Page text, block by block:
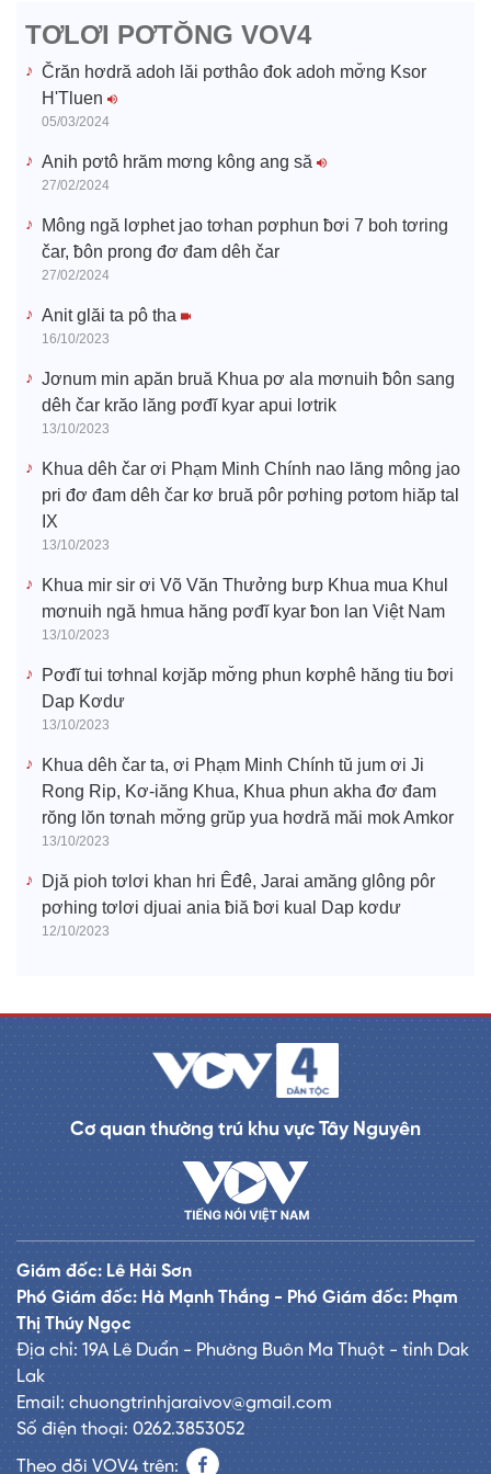
e
TƠLƠI PƠTŎNG VOV4
Črăn hơdră adoh lăi pơthâo đok adoh mơ̆ng Ksor
H'Tluen
05/03/2024
Anih pơtô hrăm mơng kông ang să
27/02/2024
Mông ngă lơphet jao tơhan pơphun ƀơi 7 boh tơring
čar, ƀôn prong đơ đam dêh čar
27/02/2024
Anit glăi ta pô tha
16/10/2023
Jơnum min apăn bruă Khua pơ ala mơnuih ƀôn sang
dêh čar krăo lăng pơđĭ kyar apui lơtrik
13/10/2023
Khua dêh čar ơi Phạm Minh Chính nao lăng mông jao
pri đơ đam dêh čar kơ bruă pôr pơhing pơtom hiăp tal
IX
13/10/2023
Khua mir sir ơi Võ Văn Thưởng bưp Khua mua Khul
mơnuih ngă hmua hăng pơđĭ kyar ƀon lan Việt Nam
13/10/2023
Pơđĭ tui tơhnal kơjăp mơ̆ng phun kơphê hăng tiu ƀơi
Dap Kơdư
13/10/2023
Khua dêh čar ta, ơi Phạm Minh Chính tŭ jum ơi Ji
Rong Rip, Kơ-iăng Khua, Khua phun akha đơ đam
rŏng lŏn tơnah mơ̆ng grŭp yua hơdră măi mok Amkor
13/10/2023
Djă pioh tơlơi khan hri Êđê, Jarai amăng glông pôr
pơhing tơlơi djuai ania ƀiă ƀơi kual Dap kơdư
12/10/2023
Cơ quan thường trú khu vực Tây Nguyên
Giám đốc: Lê Hải Sơn
Phó Giám đốc: Hà Mạnh Thắng - Phó Giám đốc: Phạm
Thị Thúy Ngọc
Địa chỉ: 19A Lê Duẩn - Phường Buôn Ma Thuột - tỉnh Dak
Lak
Email: chuongtrinhjaraivov@gmail.com
Số điện thoại: 0262.3853052
Theo dõi VOV4 trên: